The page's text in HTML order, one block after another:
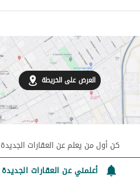
العرض على الخريطة
كن أول من يعلم عن العقارات الجديدة
أعلمني عن العقارات الجديدة